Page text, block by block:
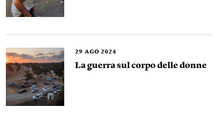
29 AGO 2024
La guerra sul corpo delle donne